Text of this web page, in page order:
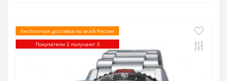
бесплатная доставка по всей России
Покупатели 2 получают 3